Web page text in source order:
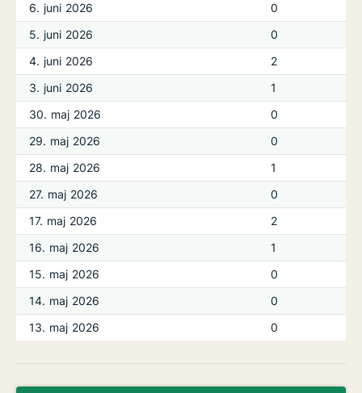
6. juni 2026
0
5. juni 2026
0
4. juni 2026
2
3. juni 2026
1
30. maj 2026
0
29. maj 2026
0
28. maj 2026
1
27. maj 2026
0
17. maj 2026
2
16. maj 2026
1
15. maj 2026
0
14. maj 2026
0
13. maj 2026
0